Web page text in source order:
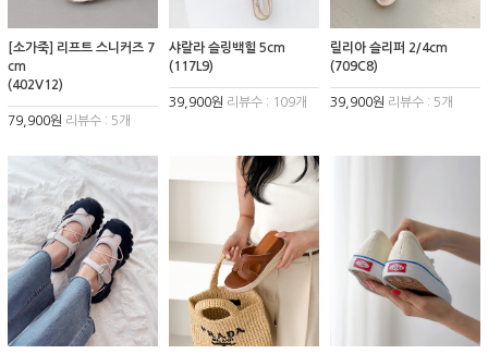
[소가죽] 리프트 스니커즈 7
cm
(402V12)
79,900원 리뷰수 : 5개
샤랄라 슬링백힐 5cm
(117L9)
39,900원 리뷰수 : 109개
릴리아 슬리퍼 2/4cm
(709C8)
39,900원 리뷰수 : 5개